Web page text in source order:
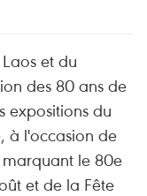
et du
des 80 ans de
expositions du
à l'occasion de
le 80e
et de la Fête